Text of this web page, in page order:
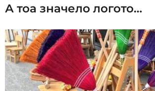
А тоа значело логото…